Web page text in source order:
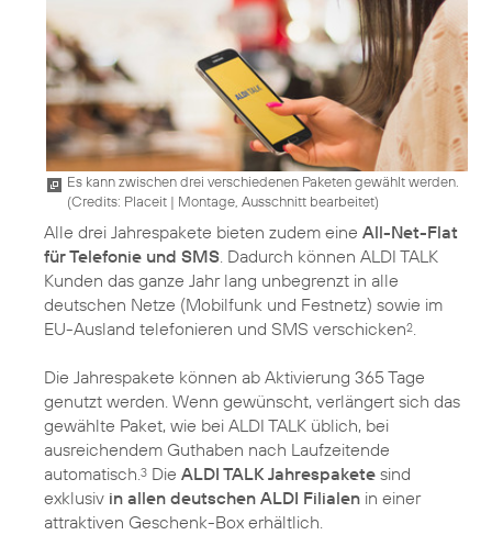
Es kann zwischen drei verschiedenen Paketen gewählt werden.
(Credits: Placeit | Montage, Ausschnitt bearbeitet)
Alle drei Jahrespakete bieten zudem eine All-Net-Flat
für Telefonie und SMS. Dadurch können ALDI TALK
Kunden das ganze Jahr lang unbegrenzt in alle
deutschen Netze (Mobilfunk und Festnetz) sowie im
EU-Ausland telefonieren und SMS verschicken2.
Die Jahrespakete können ab Aktivierung 365 Tage
genutzt werden. Wenn gewünscht, verlängert sich das
gewählte Paket, wie bei ALDI TALK üblich, bei
ausreichendem Guthaben nach Laufzeitende
automatisch.3 Die ALDI TALK Jahrespakete sind
exklusiv in allen deutschen ALDI Filialen in einer
attraktiven Geschenk-Box erhältlich.